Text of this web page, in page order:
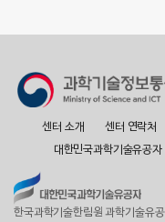
센터 소개 센터 연락처
대한민국과학기술유공자
한국과학기술한림원 과학기술유